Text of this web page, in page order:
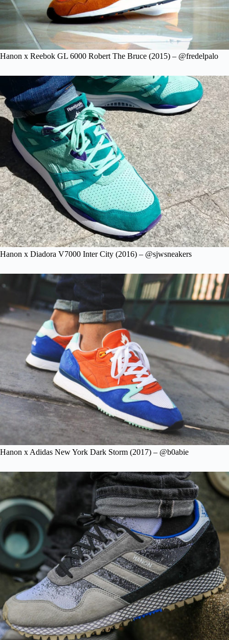
Hanon x Reebok GL 6000 Robert The Bruce (2015) – @fredelpalo
Hanon x Diadora V7000 Inter City (2016) – @sjwsneakers
Hanon x Adidas New York Dark Storm (2017) – @b0abie